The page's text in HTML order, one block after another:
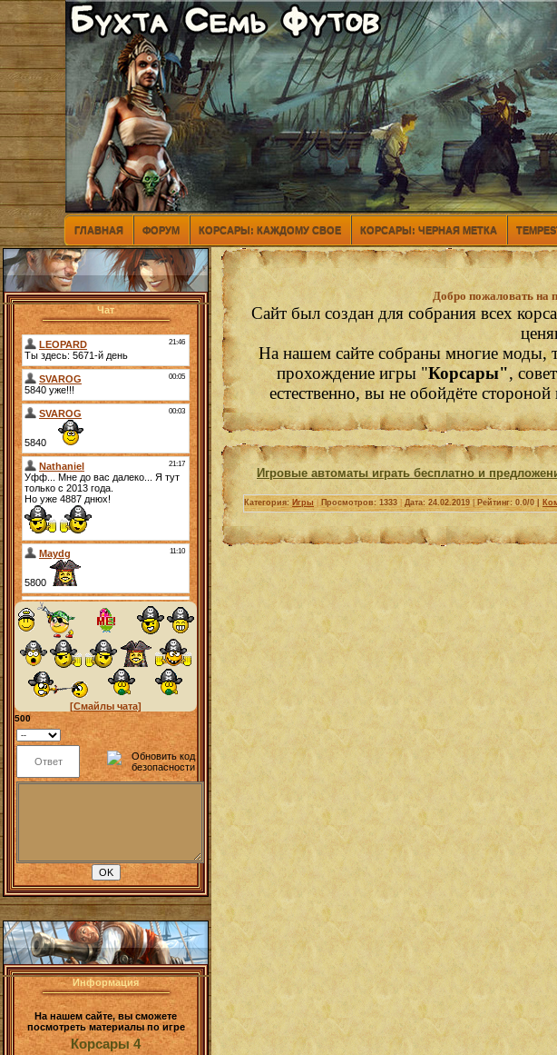
ГЛАВНАЯ ФОРУМ КОРСАРЫ: КАЖДОМУ СВОЕ КОРСАРЫ: ЧЕРНАЯ МЕТКА
Чат
[Смайлы чата]
500
Информация
На нашем сайте, вы сможете
посмотреть материалы по игре
Корсары 4
Добро пожаловать на
Сайт был создан для собрания всех
На нашем сайте собраны многие моды,
прохождение игры "Корсары",
естественно, вы не обойдёте
Игровые автоматы играть бесплатно и
Категория: Игры| Просмотров: 1333|Дата:24.02.2019| Рейтинг: 0.0/0 |